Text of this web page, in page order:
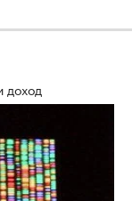
доход